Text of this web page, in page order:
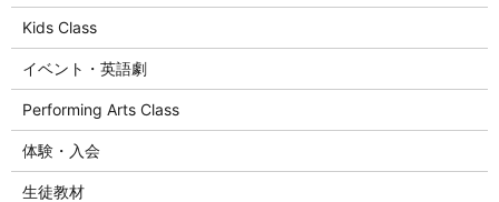
Kids Class
イベント・英語劇
Performing Arts Class
体験・入会
生徒教材